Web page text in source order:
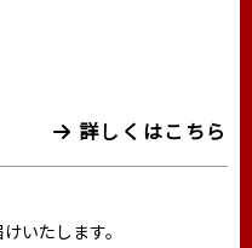
詳しくはこちら
いたします。